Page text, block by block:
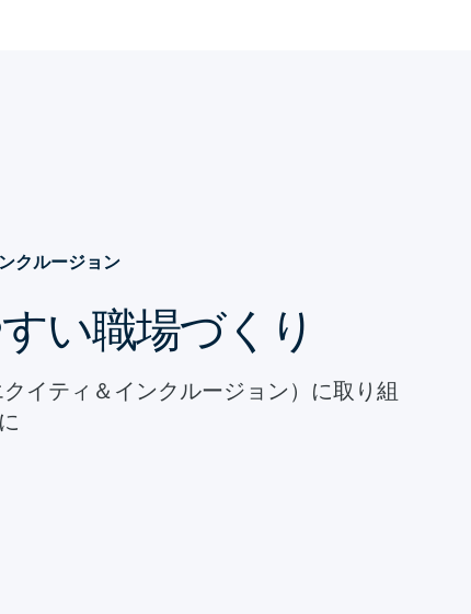
クルージョン
い職場づくり
イティ＆インクルージョン）に取り組